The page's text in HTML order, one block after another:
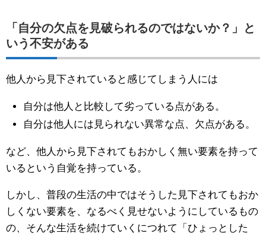
「自分の欠点を見破られるのではないか？」と
いう不安がある
他人から見下されていると感じてしまう人には
自分は他人と比較して劣っている点がある。
自分は他人には見られない異常な点、欠点がある。
など、他人から見下されてもおかしく無い要素を持って
いるという自覚を持っている。
しかし、普段の生活の中ではそうした見下されてもおか
しくない要素を、なるべく見せないようにしているもの
の、そんな生活を続けていくにつれて「ひょっとした